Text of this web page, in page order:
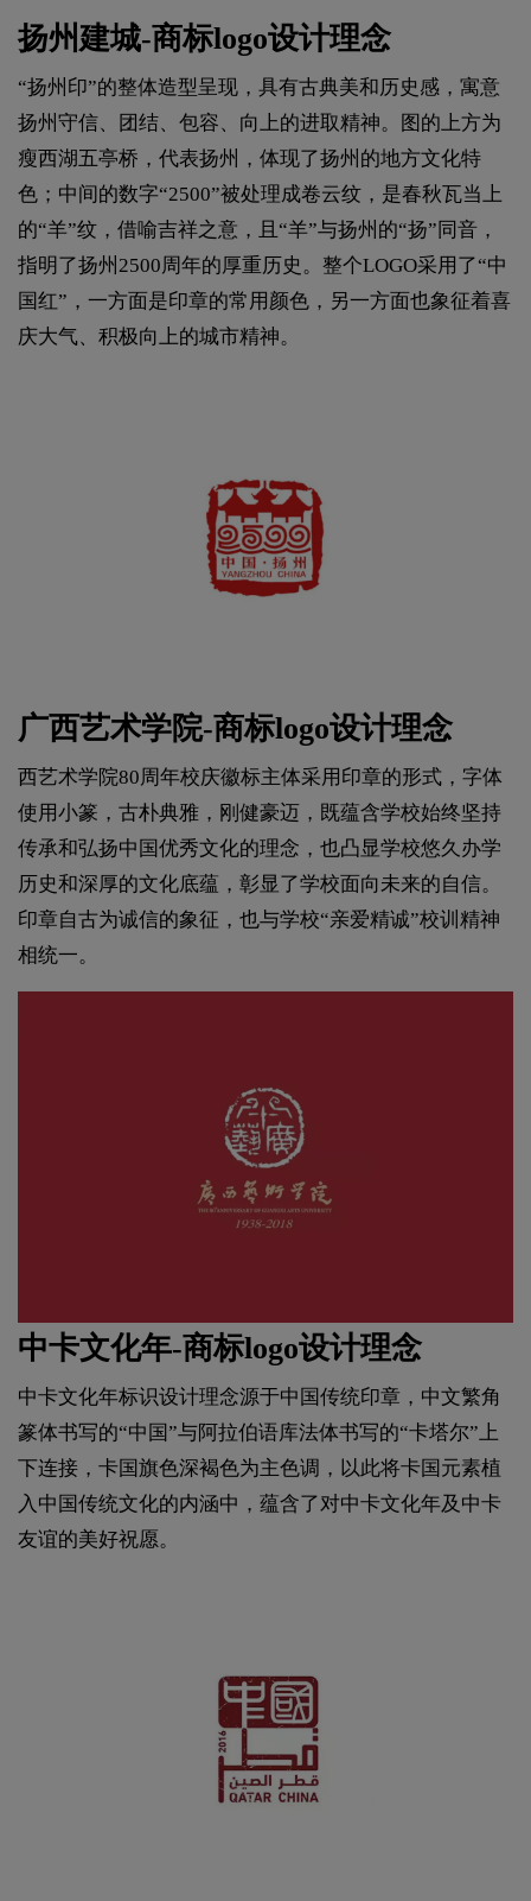
扬州建城-商标logo设计理念
“扬州印”的整体造型呈现，具有古典美和历史感，寓意
扬州守信、团结、包容、向上的进取精神。图的上方为
瘦西湖五亭桥，代表扬州，体现了扬州的地方文化特
色；中间的数字“2500”被处理成卷云纹，是春秋瓦当上
的“羊”纹，借喻吉祥之意，且“羊”与扬州的“扬”同音，
指明了扬州2500周年的厚重历史。整个LOGO采用了“中
国红”，一方面是印章的常用颜色，另一方面也象征着喜
庆大气、积极向上的城市精神。
广西艺术学院-商标logo设计理念
西艺术学院80周年校庆徽标主体采用印章的形式，字体
使用小篆，古朴典雅，刚健豪迈，既蕴含学校始终坚持
传承和弘扬中国优秀文化的理念，也凸显学校悠久办学
历史和深厚的文化底蕴，彰显了学校面向未来的自信。
印章自古为诚信的象征，也与学校“亲爱精诚”校训精神
相统一。
中卡文化年-商标logo设计理念
中卡文化年标识设计理念源于中国传统印章，中文繁角
篆体书写的“中国”与阿拉伯语库法体书写的“卡塔尔”上
下连接，卡国旗色深褐色为主色调，以此将卡国元素植
入中国传统文化的内涵中，蕴含了对中卡文化年及中卡
友谊的美好祝愿。